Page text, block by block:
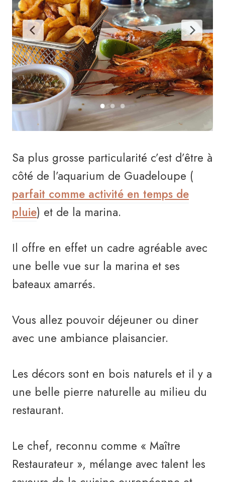
Sa plus grosse particularité c’est d’être à
côté de l’aquarium de Guadeloupe (
parfait comme activité en temps de
pluie) et de la marina.
Il offre en effet un cadre agréable avec
une belle vue sur la marina et ses
bateaux amarrés.
Vous allez pouvoir déjeuner ou diner
avec une ambiance plaisancier.
Les décors sont en bois naturels et il y a
une belle pierre naturelle au milieu du
restaurant.
Le chef, reconnu comme « Maître
Restaurateur », mélange avec talent les